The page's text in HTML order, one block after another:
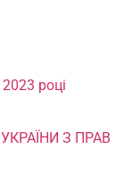
році
З ПРАВ